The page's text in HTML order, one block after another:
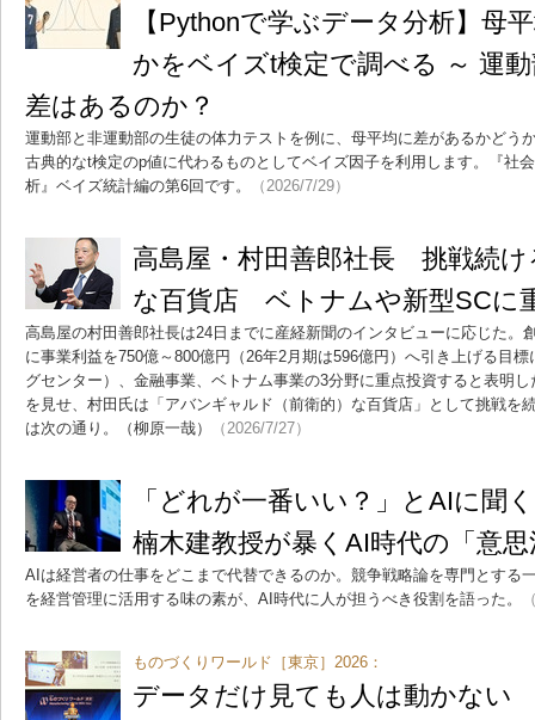
【Pythonで学ぶデータ分析】母
かをベイズt検定で調べる ～ 運
差はあるのか？
運動部と非運動部の生徒の体力テストを例に、母平均に差があるかどう
古典的なt検定のp値に代わるものとしてベイズ因子を利用します。『社
析』ベイズ統計編の第6回です。
（2026/7/29）
高島屋・村田善郎社長 挑戦続
な百貨店 ベトナムや新型SCに
高島屋の村田善郎社長は24日までに産経新聞のインタビューに応じた。
に事業利益を750億～800億円（26年2月期は596億円）へ引き上げる目
グセンター）、金融事業、ベトナム事業の3分野に重点投資すると表明
を見せ、村田氏は「アバンギャルド（前衛的）な百貨店」として挑戦を
は次の通り。（柳原一哉）
（2026/7/27）
「どれが一番いい？」とAIに聞
楠木建教授が暴くAI時代の「意
AIは経営者の仕事をどこまで代替できるのか。競争戦略論を専門とする
を経営管理に活用する味の素が、AI時代に人が担うべき役割を語った。
ものづくりワールド［東京］2026：
データだけ見ても人は動かない